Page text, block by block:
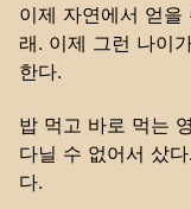
이제 자연에서 얻을
래. 이제 그런 나이
한다.
밥 먹고 바로 먹는
다닐 수 없어서 샀
다.